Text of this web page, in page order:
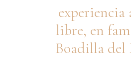
experiencia
libre, en
Boadilla del